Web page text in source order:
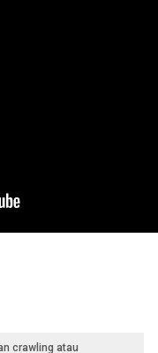
crawling atau